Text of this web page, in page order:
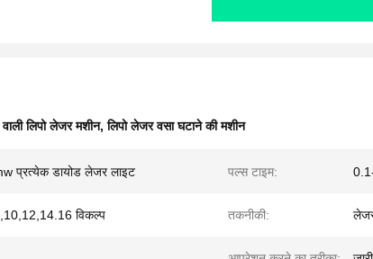
लिपो लेजर मशीन,लिपो लेजर वसा घटाने की मशीन
प्रत्येक डायोड लेजर लाइट पल्स टाइम:
विकल्प तकनीकी: